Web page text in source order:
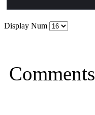
Display Num
Comments